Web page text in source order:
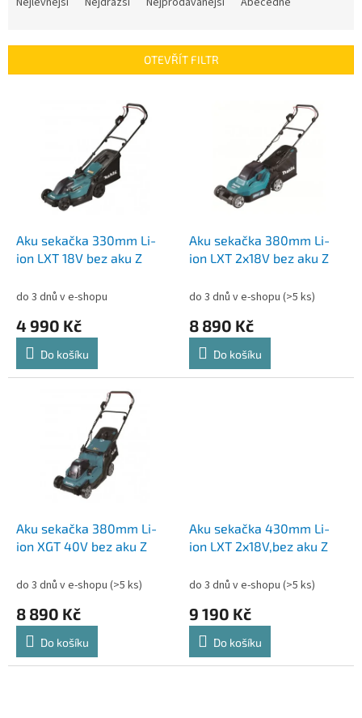
í
OTEVŘÍT FILTR
Aku sekačka 330mm Li-
ion LXT 18V bez aku Z
do 3 dnů v e-shopu
4 990 Kč
Do košíku
Aku sekačka 380mm Li-
ion LXT 2x18V bez aku Z
do 3 dnů v e-shopu (>5 ks)
8 890 Kč
Do košíku
Aku sekačka 380mm Li-
ion XGT 40V bez aku Z
do 3 dnů v e-shopu (>5 ks)
8 890 Kč
Do košíku
Aku sekačka 430mm Li-
ion LXT 2x18V,bez aku Z
do 3 dnů v e-shopu (>5 ks)
9 190 Kč
Do košíku